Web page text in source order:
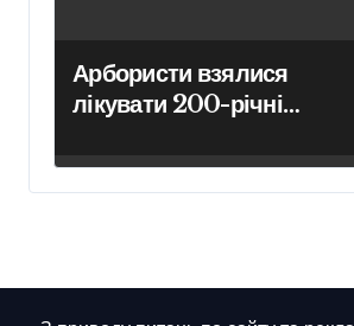
Арбористи взялися
лікувати 200-річні
лаври в межах програми
відновлення садів